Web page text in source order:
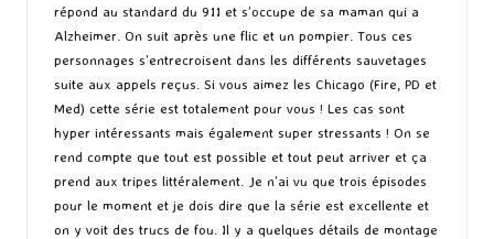
répond au standard du 911 et s’occupe de sa maman qui a
Alzheimer. On suit après une flic et un pompier. Tous ces
personnages s’entrecroisent dans les différents sauvetages
suite aux appels reçus. Si vous aimez les Chicago (Fire, PD et
Med) cette série est totalement pour vous ! Les cas sont
hyper intéressants mais également super stressants ! On se
rend compte que tout est possible et tout peut arriver et ça
prend aux tripes littéralement. Je n’ai vu que trois épisodes
pour le moment et je dois dire que la série est excellente et
on y voit des trucs de fou. Il y a quelques détails de montage